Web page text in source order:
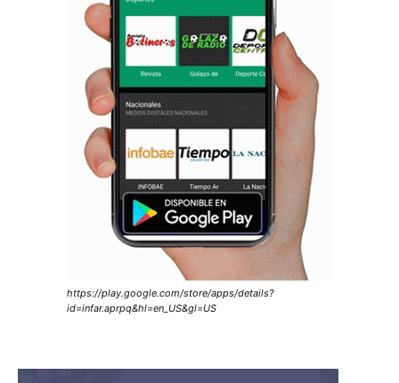
https://play.google.com/store/apps/details?
id=infar.aprpq&hl=en_US&gl=US